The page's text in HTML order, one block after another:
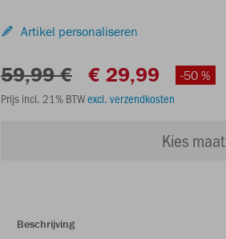
Artikel personaliseren
59,99 € € 29,99
-50 %
Prijs incl. 21% BTWexcl. verzendkosten
Kies maat
Beschrijving